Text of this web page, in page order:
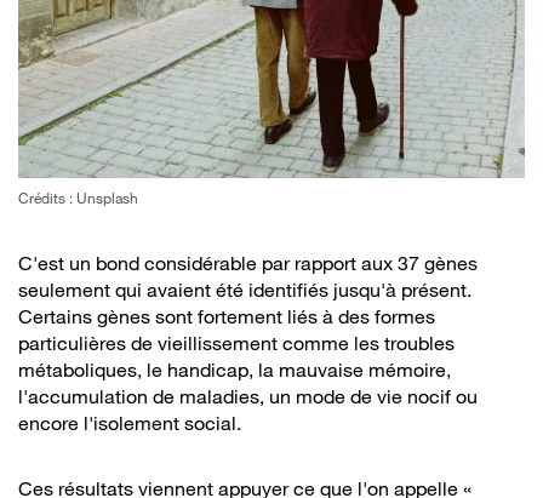
Crédits : Unsplash
C'est un bond considérable par rapport aux 37 gènes
seulement qui avaient été identifiés jusqu'à présent.
Certains gènes sont fortement liés à des formes
particulières de vieillissement comme les troubles
métaboliques, le handicap, la mauvaise mémoire,
l'accumulation de maladies, un mode de vie nocif ou
encore l'isolement social.
Ces résultats viennent appuyer ce que l'on appelle «